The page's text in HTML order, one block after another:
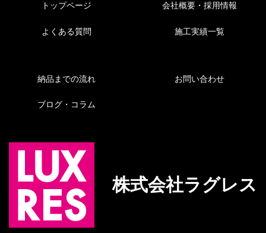
トップページ
よくある質問
会社概要・採用情報
施工実績一覧
納品までの流れ
ブログ・コラム
お問い合わせ
株式会社ラグレス